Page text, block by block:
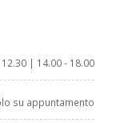
12.30 | 14.00 - 18.00
su appuntamento